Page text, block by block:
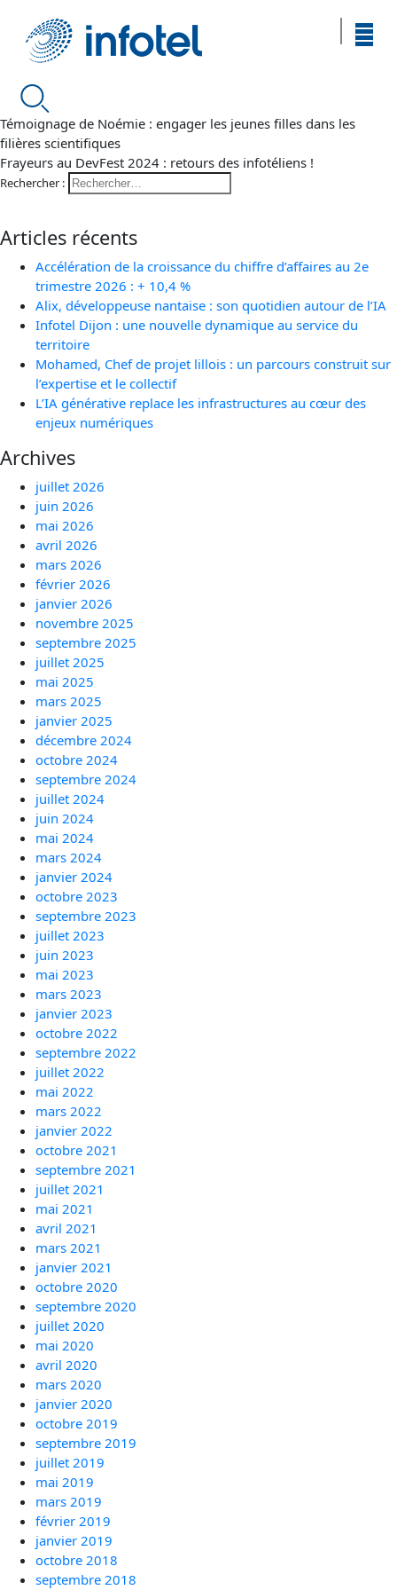
Témoignage de Noémie : engager les jeunes filles dans les
filières scientifiques
Frayeurs au DevFest 2024 : retours des infotéliens !
Rechercher :
Articles récents
Accélération de la croissance du chiffre d’affaires au 2e
trimestre 2026 : + 10,4 %
Alix, développeuse nantaise : son quotidien autour de l’IA
Infotel Dijon : une nouvelle dynamique au service du
territoire
Mohamed, Chef de projet lillois : un parcours construit sur
l’expertise et le collectif
L’IA générative replace les infrastructures au cœur des
enjeux numériques
Archives
juillet 2026
juin 2026
mai 2026
avril 2026
mars 2026
février 2026
janvier 2026
novembre 2025
septembre 2025
juillet 2025
mai 2025
mars 2025
janvier 2025
décembre 2024
octobre 2024
septembre 2024
juillet 2024
juin 2024
mai 2024
mars 2024
janvier 2024
octobre 2023
septembre 2023
juillet 2023
juin 2023
mai 2023
mars 2023
janvier 2023
octobre 2022
septembre 2022
juillet 2022
mai 2022
mars 2022
janvier 2022
octobre 2021
septembre 2021
juillet 2021
mai 2021
avril 2021
mars 2021
janvier 2021
octobre 2020
septembre 2020
juillet 2020
mai 2020
avril 2020
mars 2020
janvier 2020
octobre 2019
septembre 2019
juillet 2019
mai 2019
mars 2019
février 2019
janvier 2019
octobre 2018
septembre 2018